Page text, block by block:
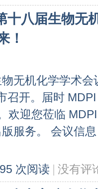
十八届生物
！
无机化学学术
开。届时
欢迎您莅临
服务。 会议信
次阅读 | 没有评